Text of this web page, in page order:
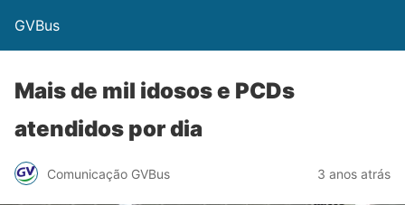
GVBus
Mais de mil idosos e PCDs
atendidos por dia
Comunicação GVBus 3 anos atrás